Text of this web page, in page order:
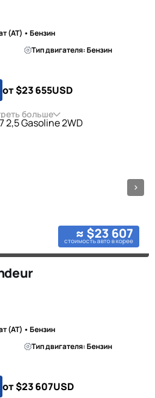
(AT) • Бензин
Тип двигателя: Бензин
от $23 655USD
больше
≈ $23 607
стоимость авто в корее
(AT) • Бензин
Тип двигателя: Бензин
от $23 607USD